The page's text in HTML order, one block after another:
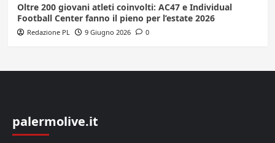
Oltre 200 giovani atleti coinvolti: AC47 e Individual
Football Center fanno il pieno per l’estate 2026
Redazione PL 9 Giugno 2026 0
palermolive.it